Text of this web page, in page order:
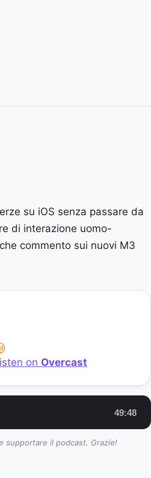
su iOS senza passare da
di interazione uomo-
commento sui nuovi M3
on Overcast
49:48
supportare il podcast. Grazie!